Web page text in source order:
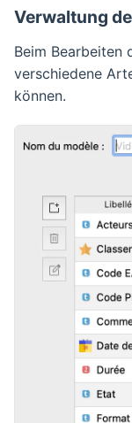
Verwaltung
Beim Bearbeiten
verschiedene
können.